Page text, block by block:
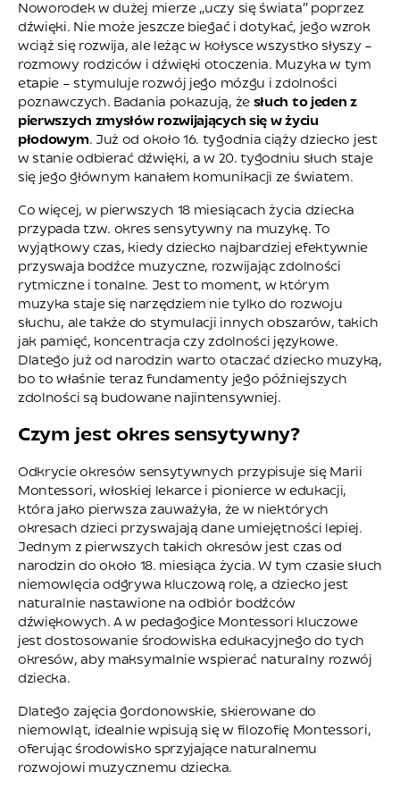
Noworodek w dużej mierze „uczy się świata” poprzez
dźwięki. Nie może jeszcze biegać i dotykać, jego wzrok
wciąż się rozwija, ale leżąc w kołysce wszystko słyszy –
rozmowy rodziców i dźwięki otoczenia. Muzyka w tym
etapie – stymuluje rozwój jego mózgu i zdolności
poznawczych. Badania pokazują, że słuch to jeden z
pierwszych zmysłów rozwijających się w życiu
płodowym. Już od około 16. tygodnia ciąży dziecko jest
w stanie odbierać dźwięki, a w 20. tygodniu słuch staje
się jego głównym kanałem komunikacji ze światem.
Co więcej, w pierwszych 18 miesiącach życia dziecka
przypada tzw. okres sensytywny na muzykę. To
wyjątkowy czas, kiedy dziecko najbardziej efektywnie
przyswaja bodźce muzyczne, rozwijając zdolności
rytmiczne i tonalne. Jest to moment, w którym
muzyka staje się narzędziem nie tylko do rozwoju
słuchu, ale także do stymulacji innych obszarów, takich
jak pamięć, koncentracja czy zdolności językowe.
Dlatego już od narodzin warto otaczać dziecko muzyką,
bo to właśnie teraz fundamenty jego późniejszych
zdolności są budowane najintensywniej.
Czym jest okres sensytywny?
Odkrycie okresów sensytywnych przypisuje się Marii
Montessori, włoskiej lekarce i pionierce w edukacji,
która jako pierwsza zauważyła, że w niektórych
okresach dzieci przyswajają dane umiejętności lepiej.
Jednym z pierwszych takich okresów jest czas od
narodzin do około 18. miesiąca życia. W tym czasie słuch
niemowlęcia odgrywa kluczową rolę, a dziecko jest
naturalnie nastawione na odbiór bodźców
dźwiękowych. A w pedagogice Montessori kluczowe
jest dostosowanie środowiska edukacyjnego do tych
okresów, aby maksymalnie wspierać naturalny rozwój
dziecka.
Dlatego zajęcia gordonowskie, skierowane do
niemowląt, idealnie wpisują się w filozofię Montessori,
oferując środowisko sprzyjające naturalnemu
rozwojowi muzycznemu dziecka.